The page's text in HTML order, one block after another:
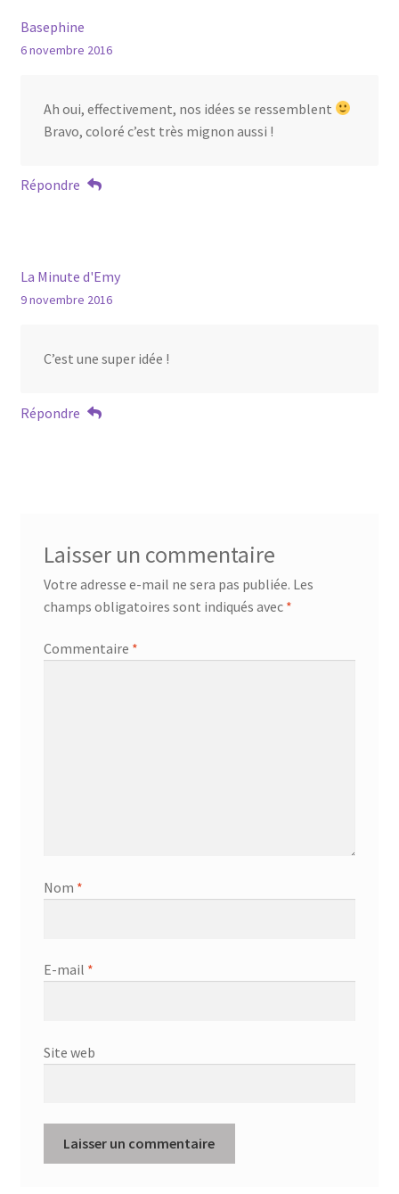
Basephine
6 novembre 2016
Ah oui, effectivement, nos idées se ressemblent
Bravo, coloré c’est très mignon aussi !
Répondre
La Minute d'Emy
9 novembre 2016
C’est une super idée !
Répondre
Laisser un commentaire
Votre adresse e-mail ne sera pas publiée. Les
champs obligatoires sont indiqués avec *
Commentaire *
Nom *
E-mail *
Site web